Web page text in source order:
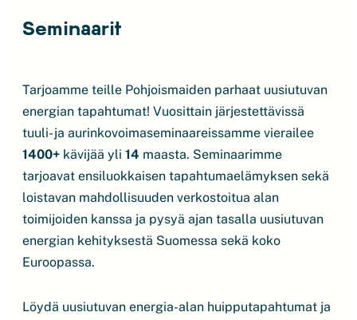
Seminaarit
Tarjoamme teille Pohjoismaiden parhaat uusiutuvan
energian tapahtumat! Vuosittain järjestettävissä
tuuli- ja aurinkovoimaseminaareissamme vierailee
1400+ kävijää yli 14 maasta. Seminaarimme
tarjoavat ensiluokkaisen tapahtumaelämyksen sekä
loistavan mahdollisuuden verkostoitua alan
toimijoiden kanssa ja pysyä ajan tasalla uusiutuvan
energian kehityksestä Suomessa sekä koko
Euroopassa.
Löydä uusiutuvan energia-alan huipputapahtumat ja